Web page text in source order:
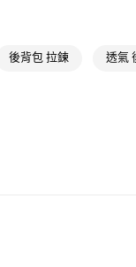
後背包 拉鍊 透氣